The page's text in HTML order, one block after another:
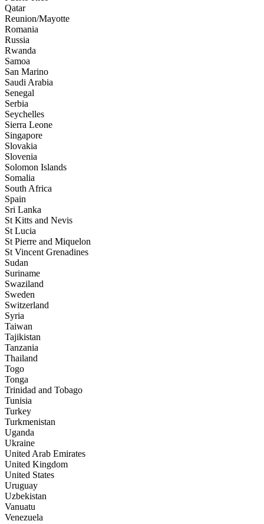
Qatar
Reunion/Mayotte
Romania
Russia
Rwanda
Samoa
San Marino
Saudi Arabia
Senegal
Serbia
Seychelles
Sierra Leone
Singapore
Slovakia
Slovenia
Solomon Islands
Somalia
South Africa
Spain
Sri Lanka
St Kitts and Nevis
St Lucia
St Pierre and Miquelon
St Vincent Grenadines
Sudan
Suriname
Swaziland
Sweden
Switzerland
Syria
Taiwan
Tajikistan
Tanzania
Thailand
Togo
Tonga
Trinidad and Tobago
Tunisia
Turkey
Turkmenistan
Uganda
Ukraine
United Arab Emirates
United Kingdom
United States
Uruguay
Uzbekistan
Vanuatu
Venezuela